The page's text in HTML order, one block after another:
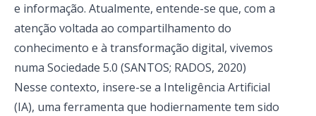
e informação. Atualmente, entende-se que, com a
atenção voltada ao compartilhamento do
conhecimento e à transformação digital, vivemos
numa Sociedade 5.0 (SANTOS; RADOS, 2020)
Nesse contexto, insere-se a Inteligência Artificial
(IA), uma ferramenta que hodiernamente tem sido